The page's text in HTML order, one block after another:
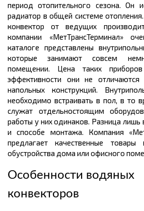
период отопительного сезона. Он
радиатор в общей системе
конвектор от ведущих
компании «МетТрансТерминал»
каталоге представлены
которые занимают совсем
помещении. Цена таких
эффективности они не
напольных конструкций.
необходимо встраивать в пол, в то
служат отдельностоящим
работы у них одинаков. Разница
и способе монтажа. Компания
предлагает качественные
обустройства дома или офисного
Особенности водяных
конвекторов